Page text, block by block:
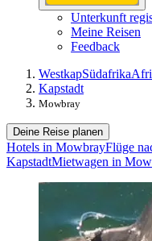
Unterkunft
Meine Reisen
Feedback
WestkapSüdafrika
Kapstadt
Mowbray
Deine Reise planen
Hotels in MowbrayFlüge
KapstadtMietwagen in